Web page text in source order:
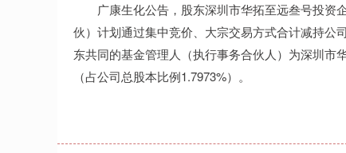
广康生化公告，股东深圳市华拓至远叁号投资
伙）计划通过集中竞价、大宗交易方式合计减持公
东共同的基金管理人（执行事务合伙人）为深圳市
（占公司总股本比例1.7973%）。